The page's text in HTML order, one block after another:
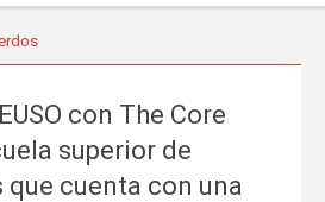
con The Core
superior de
que cuenta con una